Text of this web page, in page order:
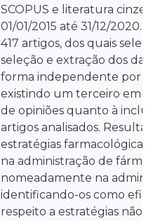
SCOPUS e literatura
01/01/2015 até 31/12/2020.
417 artigos, dos quais
seleção e extração dos
forma independente por
existindo um terceiro em
de opiniões quanto à
artigos analisados.
estratégias farmacológicas
na administração de
nomeadamente na
identificando-os como
respeito a estratégias não